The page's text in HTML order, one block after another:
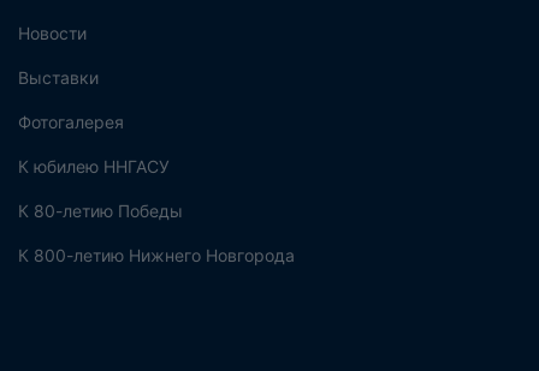
Новости
Выставки
Фотогалерея
К юбилею ННГАСУ
К 80-летию Победы
К 800-летию Нижнего Новгорода